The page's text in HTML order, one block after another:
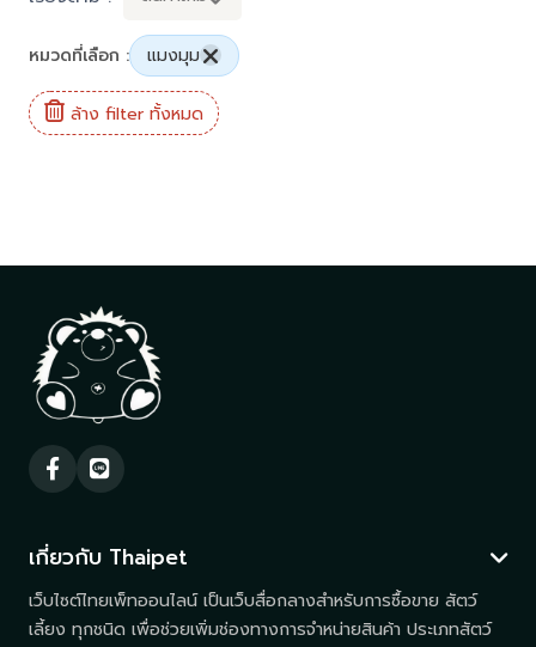
หมวดที่เลือก : แมงมุม
ล้าง filter ทั้งหมด
เกี่ยวกับ Thaipet
เว็บไซต์ไทยเพ็ทออนไลน์ เป็นเว็บสื่อกลางสำหรับการซื้อขาย สัตว์
เลี้ยง ทุกชนิด เพื่อช่วยเพิ่มช่องทางการจำหน่ายสินค้า ประเภทสัตว์